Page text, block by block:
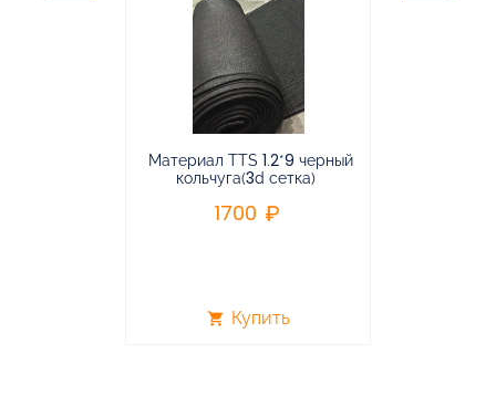
Материал TTS 1.2*9 черный
кольчуга(3d сетка)
1700
shopping_cart Купить